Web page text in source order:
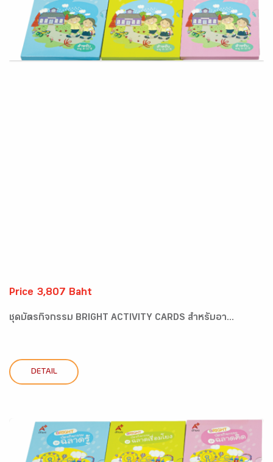
Price 3,807 Baht
ชุดบัตรกิจกรรม BRIGHT ACTIVITY CARDS สำหรับอา...
DETAIL